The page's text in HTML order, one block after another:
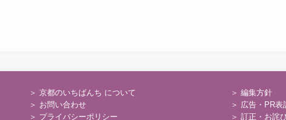
＞ 京都のいちばんち について
＞ お問い合わせ
＞ プライバシーポリシー
＞ 編集方針
＞ 広告・PR表
＞ 訂正・お詫